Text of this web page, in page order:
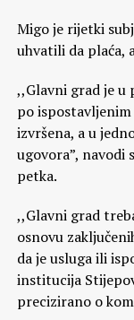
Migo je rijetki
uhvatili da plaća,
,,Glavni grad je u
po
izvršena, a u
ugovora”, navodi
petka.
,,Glavni grad
osnovu
da je usluga ili
institucija
precizirano o